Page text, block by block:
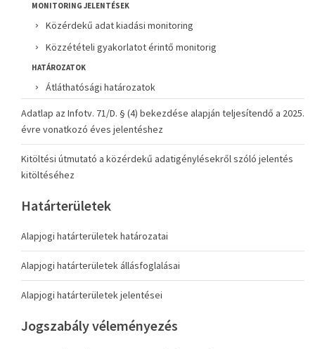
MONITORING JELENTÉSEK
Közérdekű adat kiadási monitoring
Közzétételi gyakorlatot érintő monitorig
HATÁROZATOK
Átláthatósági határozatok
Adatlap az Infotv. 71/D. § (4) bekezdése alapján teljesítendő a 2025.
évre vonatkozó éves jelentéshez
Kitöltési útmutató a közérdekű adatigénylésekről szóló jelentés
kitöltéséhez
Határterületek
Alapjogi határterületek határozatai
Alapjogi határterületek állásfoglalásai
Alapjogi határterületek jelentései
Jogszabály véleményezés